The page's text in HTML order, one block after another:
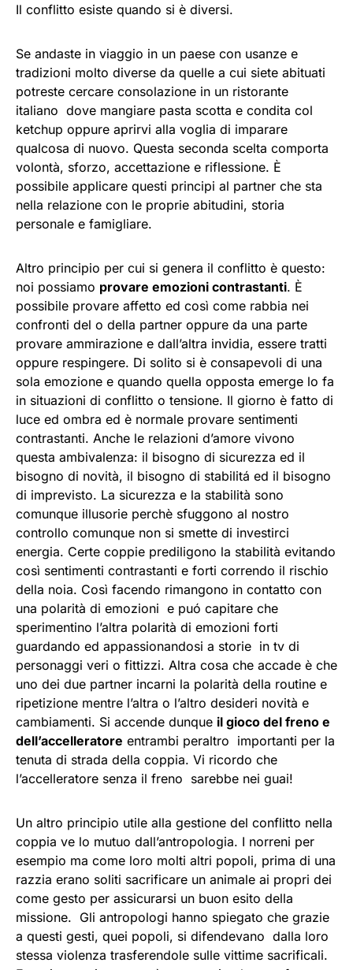
Il conflitto esiste quando si è diversi.
Se andaste in viaggio in un paese con usanze e
tradizioni molto diverse da quelle a cui siete abituati
potreste cercare consolazione in un ristorante
italiano dove mangiare pasta scotta e condita col
ketchup oppure aprirvi alla voglia di imparare
qualcosa di nuovo. Questa seconda scelta comporta
volontà, sforzo, accettazione e riflessione. È
possibile applicare questi principi al partner che sta
nella relazione con le proprie abitudini, storia
personale e famigliare.
Altro principio per cui si genera il conflitto è questo:
noi possiamo provare emozioni contrastanti. È
possibile provare affetto ed così come rabbia nei
confronti del o della partner oppure da una parte
provare ammirazione e dall’altra invidia, essere tratti
oppure respingere. Di solito si è consapevoli di una
sola emozione e quando quella opposta emerge lo fa
in situazioni di conflitto o tensione. Il giorno è fatto di
luce ed ombra ed è normale provare sentimenti
contrastanti. Anche le relazioni d’amore vivono
questa ambivalenza: il bisogno di sicurezza ed il
bisogno di novità, il bisogno di stabilitá ed il bisogno
di imprevisto. La sicurezza e la stabilità sono
comunque illusorie perchè sfuggono al nostro
controllo comunque non si smette di investirci
energia. Certe coppie prediligono la stabilità evitando
così sentimenti contrastanti e forti correndo il rischio
della noia. Così facendo rimangono in contatto con
una polarità di emozioni e puó capitare che
sperimentino l’altra polarità di emozioni forti
guardando ed appassionandosi a storie in tv di
personaggi veri o fittizzi. Altra cosa che accade è che
uno dei due partner incarni la polarità della routine e
ripetizione mentre l’altra o l’altro desideri novità e
cambiamenti. Si accende dunque il gioco del freno e
dell’accelleratore entrambi peraltro importanti per la
tenuta di strada della coppia. Vi ricordo che
l’accelleratore senza il freno sarebbe nei guai!
Un altro principio utile alla gestione del conflitto nella
coppia ve lo mutuo dall’antropologia. I norreni per
esempio ma come loro molti altri popoli, prima di una
razzia erano soliti sacrificare un animale ai propri dei
come gesto per assicurarsi un buon esito della
missione. Gli antropologi hanno spiegato che grazie
a questi gesti, quei popoli, si difendevano dalla loro
stessa violenza trasferendole sulle vittime sacrificali.